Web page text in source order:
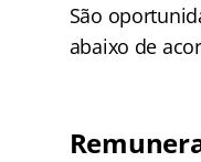
São
abaixo de